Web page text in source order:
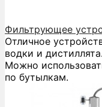
Фильтрующее
Отличное
водки и дистиллята.
Можно
по бутылкам.